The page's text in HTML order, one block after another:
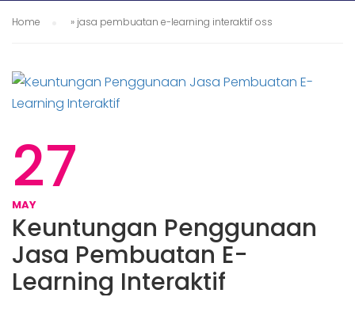
Home » jasa pembuatan e-learning interaktif oss
27
MAY
Keuntungan Penggunaan
Jasa Pembuatan E-
Learning Interaktif